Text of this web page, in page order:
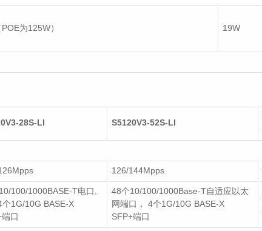
为125W） 19W
28S-LI S5120V3-52S-LI
126/144Mpps
100/1000BASE-T电口,
个1G/10G BASE-X
口
48个10/100/1000Base-T自适应以太
网端口， 4个1G/10G BASE-X
SFP+端口